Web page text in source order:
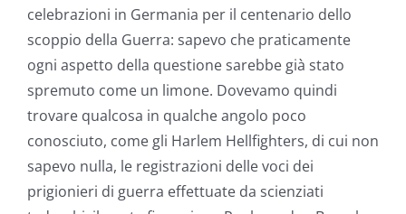
celebrazioni in Germania per il centenario dello
scoppio della Guerra: sapevo che praticamente
ogni aspetto della questione sarebbe già stato
spremuto come un limone. Dovevamo quindi
trovare qualcosa in qualche angolo poco
conosciuto, come gli Harlem Hellfighters, di cui non
sapevo nulla, le registrazioni delle voci dei
prigionieri di guerra effettuate da scienziati